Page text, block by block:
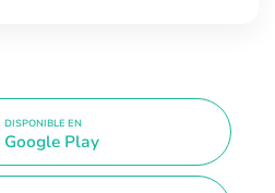
DISPONIBLE EN
Google Play